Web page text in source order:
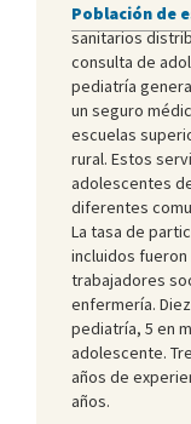
Población de
sanitarios
consulta de
pediatría
un seguro
escuelas
rural. Estos
adolescentes
diferentes
La tasa de
incluidos
trabajadores
enfermería.
pediatría, 5 en
adolescente.
años de
años.